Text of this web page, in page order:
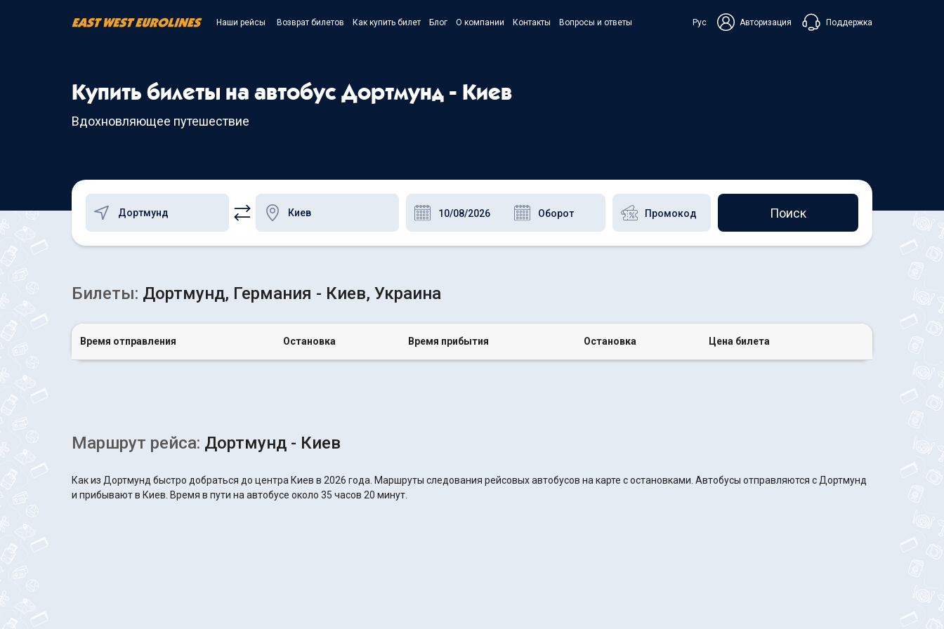
Наши рейсы Возврат билетов Как купить билет Блог О компании Контакты Вопросы и ответы Рус Авторизация Поддержка
Чат в Messenger
Купить билеты на автобус Дортмунд - Киев
Вдохновляющее путешествие
Поиск
Билеты: Дортмунд, Германия - Киев, Украина
Время отправления Остановка Время прибытия Остановка Цена билета
Маршрут рейса: Дортмунд - Киев
Как из Дортмунд быстро добраться до центра Киев в 2026 года. Маршруты следования рейсовых автобусов на карте с остановками. Автобусы отправляются с Дортмунд
и прибывают в Киев. Время в пути на автобусе около 35 часов 20 минут.